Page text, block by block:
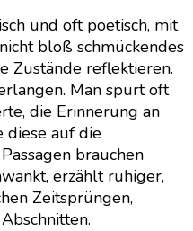
und oft poetisch, mit
bloß schmückendes
Zustände reflektieren.
Man spürt oft
die Erinnerung an
diese auf die
brauchen
erzählt ruhiger,
Zeitsprüngen,